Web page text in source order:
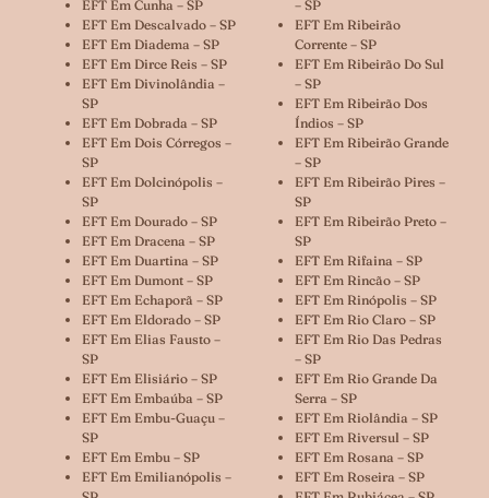
EFT Em Cunha – SP
EFT Em Descalvado – SP
EFT Em Diadema – SP
EFT Em Dirce Reis – SP
EFT Em Divinolândia –
SP
EFT Em Dobrada – SP
EFT Em Dois Córregos –
SP
EFT Em Dolcinópolis –
SP
EFT Em Dourado – SP
EFT Em Dracena – SP
EFT Em Duartina – SP
EFT Em Dumont – SP
EFT Em Echaporã – SP
EFT Em Eldorado – SP
EFT Em Elias Fausto –
SP
EFT Em Elisiário – SP
EFT Em Embaúba – SP
EFT Em Embu-Guaçu –
SP
EFT Em Embu – SP
EFT Em Emilianópolis –
– SP
EFT Em Ribeirão
Corrente – SP
EFT Em Ribeirão Do Sul
– SP
EFT Em Ribeirão Dos
Índios – SP
EFT Em Ribeirão Grande
– SP
EFT Em Ribeirão Pires –
SP
EFT Em Ribeirão Preto –
SP
EFT Em Rifaina – SP
EFT Em Rincão – SP
EFT Em Rinópolis – SP
EFT Em Rio Claro – SP
EFT Em Rio Das Pedras
– SP
EFT Em Rio Grande Da
Serra – SP
EFT Em Riolândia – SP
EFT Em Riversul – SP
EFT Em Rosana – SP
EFT Em Roseira – SP